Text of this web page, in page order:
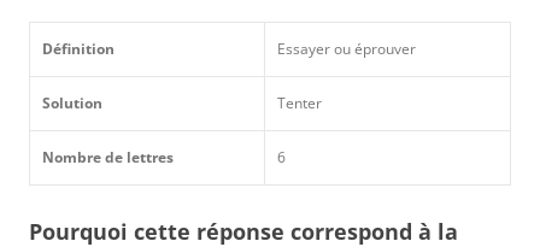
Définition Essayer ou éprouver
Solution Tenter
Nombre de lettres 6
Pourquoi cette réponse correspond à la